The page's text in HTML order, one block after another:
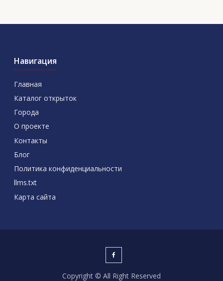
Навигация
Главная
Каталог открыток
Города
О проекте
Контакты
Блог
Политика конфиденциальности
llms.txt
Карта сайта
Copyright © All Right Reserved